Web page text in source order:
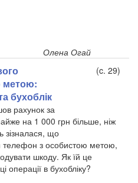
Олена Огай
метою:
бухоблік
(c. 29)
рахунок за
на 1 000 грн більше, ніж
зізналася, що
телефон з особистою метою,
шкоду. Як їй це
операції в бухобліку?